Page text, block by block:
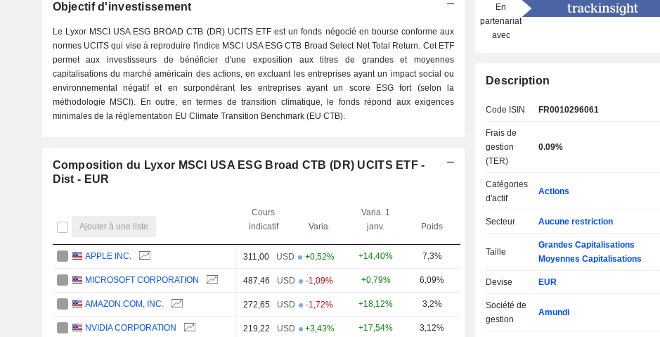
Objectif d'investissement
Le Lyxor MSCI USA ESG BROAD CTB (DR) UCITS ETF est un fonds négocié en bourse conforme aux
normes UCITS qui vise à reproduire l'indice MSCI USA ESG CTB Broad Select Net Total Return. Cet ETF
permet aux investisseurs de bénéficier d'une exposition aux titres de grandes et moyennes
capitalisations du marché américain des actions, en excluant les entreprises ayant un impact social ou
environnemental négatif et en surpondérant les entreprises ayant un score ESG fort (selon la
méthodologie MSCI). En outre, en termes de transition climatique, le fonds répond aux exigences
minimales de la réglementation EU Climate Transition Benchmark (EU CTB).
Composition du Lyxor MSCI USA ESG Broad CTB (DR) UCITS ETF -
Dist - EUR
Ajouter à une liste
Cours
indicatif
Varia.
Varia. 1
janv.
Poids
APPLE INC. 311,00 USD +0,52% +14,40% 7,3%
MICROSOFT CORPORATION 487,46 USD -1,09% +0,79% 6,09%
AMAZON.COM, INC. 272,65 USD -1,72% +18,12% 3,2%
NVIDIA CORPORATION 219,22 USD +3,43% +17,54% 3,12%
En
partenariat
avec
Description
Code ISIN FR0010296061
Frais de
gestion
(TER)
0.09%
Catégories
d'actif
Actions
Secteur Aucune restriction
Taille
Grandes Capitalisations
Moyennes Capitalisations
Devise EUR
Société de
gestion
Amundi